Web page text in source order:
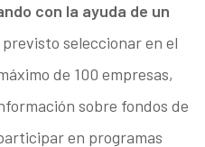
con la ayuda de un
seleccionar en el
de 100 empresas,
sobre fondos de
en programas